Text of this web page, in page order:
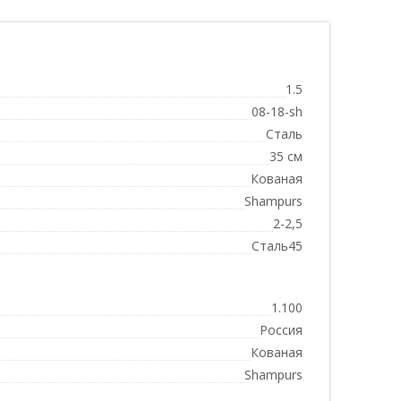
1.5
08-18-sh
Сталь
35 см
Кованая
Shampurs
2-2,5
Сталь45
1.100
Россия
Кованая
Shampurs